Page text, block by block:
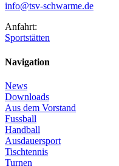
info@tsv-schwarme.de
Anfahrt:
Sportstätten
Navigation
News
Downloads
Aus dem Vorstand
Fussball
Handball
Ausdauersport
Tischtennis
Turnen